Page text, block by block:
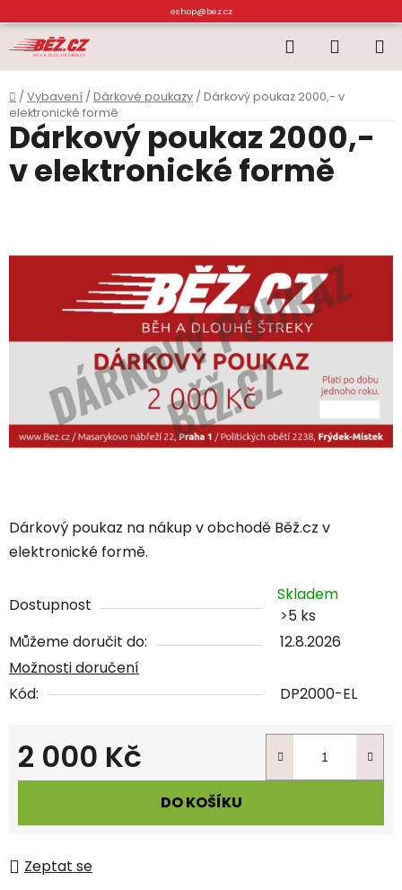
na
obsah
eshop@bez.cz
Hledat
KOŠÍK
Domů
/ Vybavení / Dárkové poukazy / Dárkový poukaz 2000,- v
elektronické formě
Dárkový poukaz na nákup v obchodě Běž.cz v
elektronické formě.
Dostupnost
Skladem
>5 ks
Můžeme doručit do:
12.8.2026
Možnosti doručení
Kód:
DP2000-EL
2 000 Kč
Měrná cena:
DO KOŠÍKU
Zeptat se
Dárkový poukaz 2000,-
v elektronické formě